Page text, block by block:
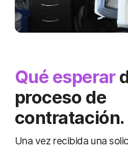
Qué esperar
proceso de
contratación.
Una vez recibida una